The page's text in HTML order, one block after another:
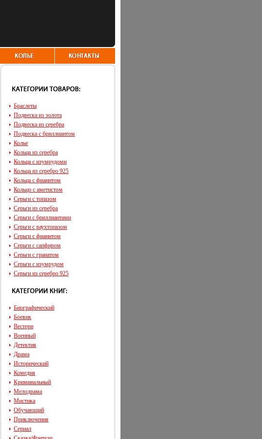
Браслеты
Подвеска из золота
Подвеска из серебра
Подвеска с бриллиантом
Колье
Кольца из серебра
Кольца с изумрудоми
Кольца из серебро 925
Кольца с фианитом
Кольцо с аметистом
Серьги с топазом
Серьги из серебра
Серьги с бриллиантами
Серьги с раухтопазом
Серьги с фианитом
Серьги с сапфиром
Серьги с гранатом
Серьги с изумрудом
Серьги из серебро 925
Биографический
Боевик
Вестерн
Военный
Детектив
Драма
Исторический
Комедия
Криминальный
Мелодрама
Мистика
Обучающий
Приключения
Сериал